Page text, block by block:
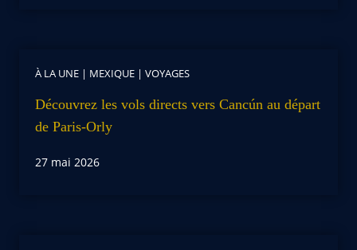
À LA UNE | MEXIQUE | VOYAGES
Découvrez les vols directs vers Cancún au départ
de Paris-Orly
27 mai 2026